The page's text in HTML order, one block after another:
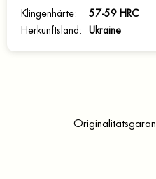
Klingenhärte:
57-59 HRC
Herkunftsland : Ukraine